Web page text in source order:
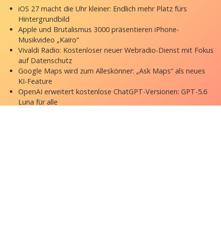
iOS 27 macht die Uhr kleiner: Endlich mehr Platz fürs
Hintergrundbild
Apple und Brutalismus 3000 präsentieren iPhone-
Musikvideo „Kairo“
Vivaldi Radio: Kostenloser neuer Webradio-Dienst mit Fokus
auf Datenschutz
Google Maps wird zum Alleskönner: „Ask Maps“ als neues
KI-Feature
OpenAI erweitert kostenlose ChatGPT-Versionen: GPT-5.6
Luna für alle